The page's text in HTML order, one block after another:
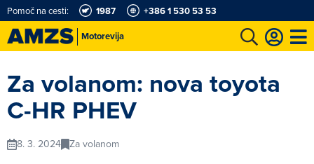
Motorevija
Pomoč na cesti: 1987 +386 1 530 53 53
Za volanom: nova toyota
C-HR PHEV
8. 3. 2024 Za volanom